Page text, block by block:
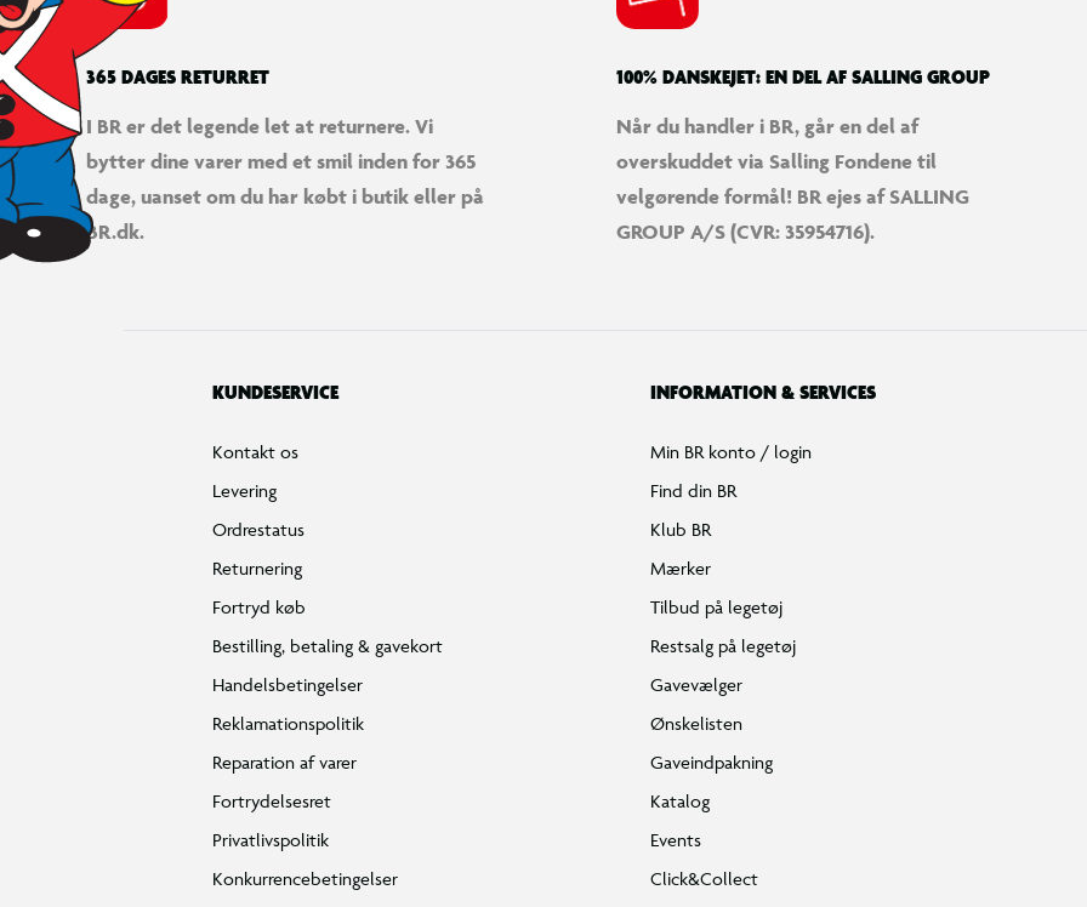
365 DAGES RETURRET
I BR er det legende let at returnere. Vi
bytter dine varer med et smil inden for 365
dage, uanset om du har købt i butik eller på
BR.dk.
100% DANSKEJET: EN DEL AF SALLING GROUP
Når du handler i BR, går en del af
overskuddet via Salling Fondene til
velgørende formål! BR ejes af SALLING
GROUP A/S (CVR: 35954716).
KUNDESERVICE
Kontakt os
Levering
Ordrestatus
Returnering
Fortryd køb
Bestilling, betaling & gavekort
Handelsbetingelser
Reklamationspolitik
Reparation af varer
Fortrydelsesret
Privatlivspolitik
Konkurrencebetingelser
INFORMATION & SERVICES
Min BR konto / login
Find din BR
Klub BR
Mærker
Tilbud på legetøj
Restsalg på legetøj
Gavevælger
Ønskelisten
Gaveindpakning
Katalog
Events
Click&Collect